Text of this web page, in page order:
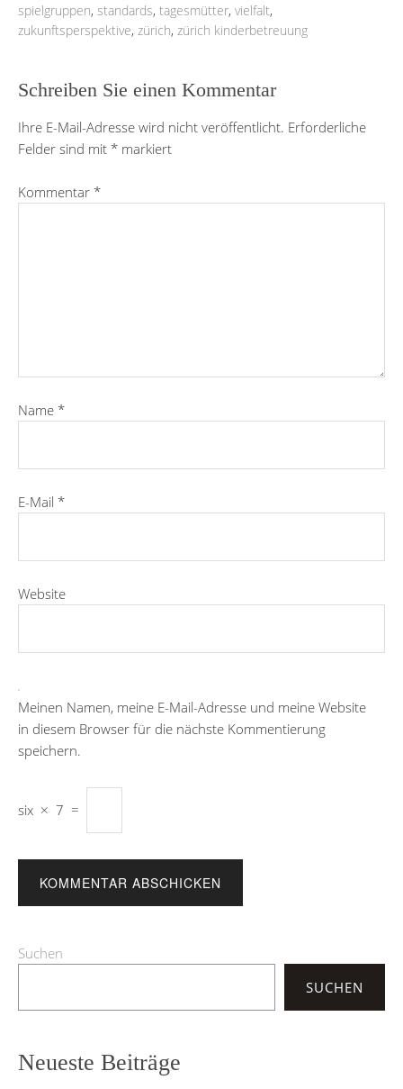
spielgruppen, standards, tagesmütter, vielfalt,
zukunftsperspektive, zürich, zürich kinderbetreuung
Schreiben Sie einen Kommentar
Ihre E-Mail-Adresse wird nicht veröffentlicht. Erforderliche
Felder sind mit * markiert
Kommentar *
Name *
E-Mail *
Website
Meinen Namen, meine E-Mail-Adresse und meine Website
in diesem Browser für die nächste Kommentierung
speichern.
six × 7 =
Suchen
SUCHEN
Neueste Beiträge